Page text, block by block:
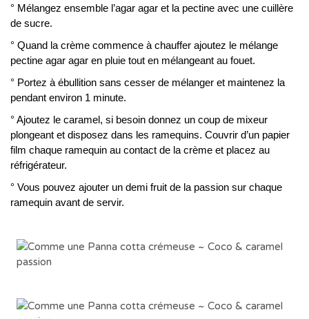
° Mélangez ensemble l’agar agar et la pectine avec une cuillère
de sucre.
° Quand la crème commence à chauffer ajoutez le mélange
pectine agar agar en pluie tout en mélangeant au fouet.
° Portez à ébullition sans cesser de mélanger et maintenez la
pendant environ 1 minute.
° Ajoutez le caramel, si besoin donnez un coup de mixeur
plongeant et disposez dans les ramequins. Couvrir d’un papier
film chaque ramequin au contact de la crème et placez au
réfrigérateur.
° Vous pouvez ajouter un demi fruit de la passion sur chaque
ramequin avant de servir.